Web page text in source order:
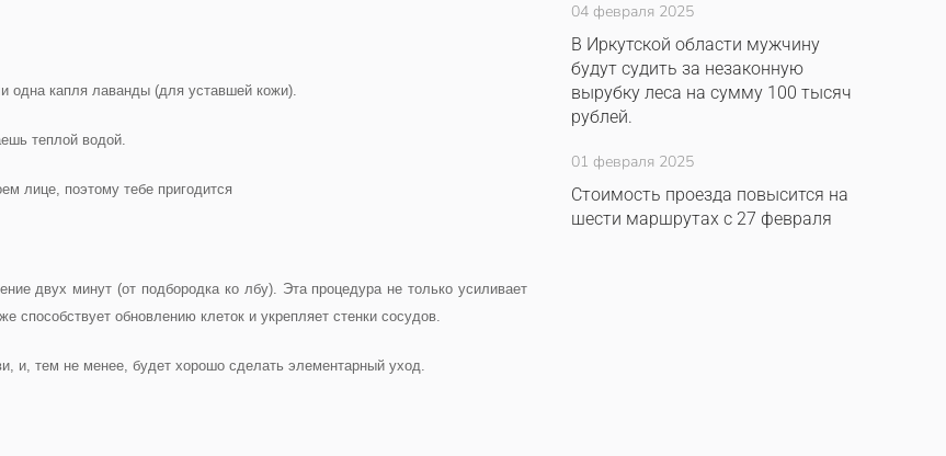
одна капля лаванды (для уставшей кожи).
теплой водой.
лице, поэтому тебе пригодится
двух минут (от подбородка ко лбу). Эта процедура не только усиливает
способствует обновлению клеток и укрепляет стенки сосудов.
и, тем не менее, будет хорошо сделать элементарный уход.
04 февраля 2025
В Иркутской области мужчину
будут судить за незаконную
вырубку леса на сумму 100 тысяч
рублей.
01 февраля 2025
Стоимость проезда повысится на
шести маршрутах с 27 февраля